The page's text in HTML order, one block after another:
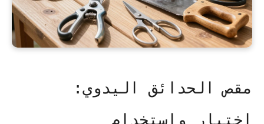
مقص الحدائق اليدوي:
اختيار واستخدام